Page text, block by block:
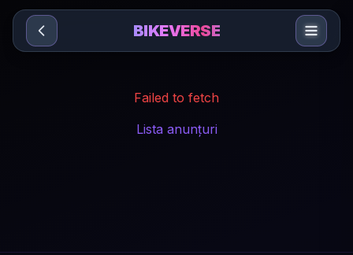
Sari la conținut
BIKEVERSE
Failed to fetch
Lista anunțuri